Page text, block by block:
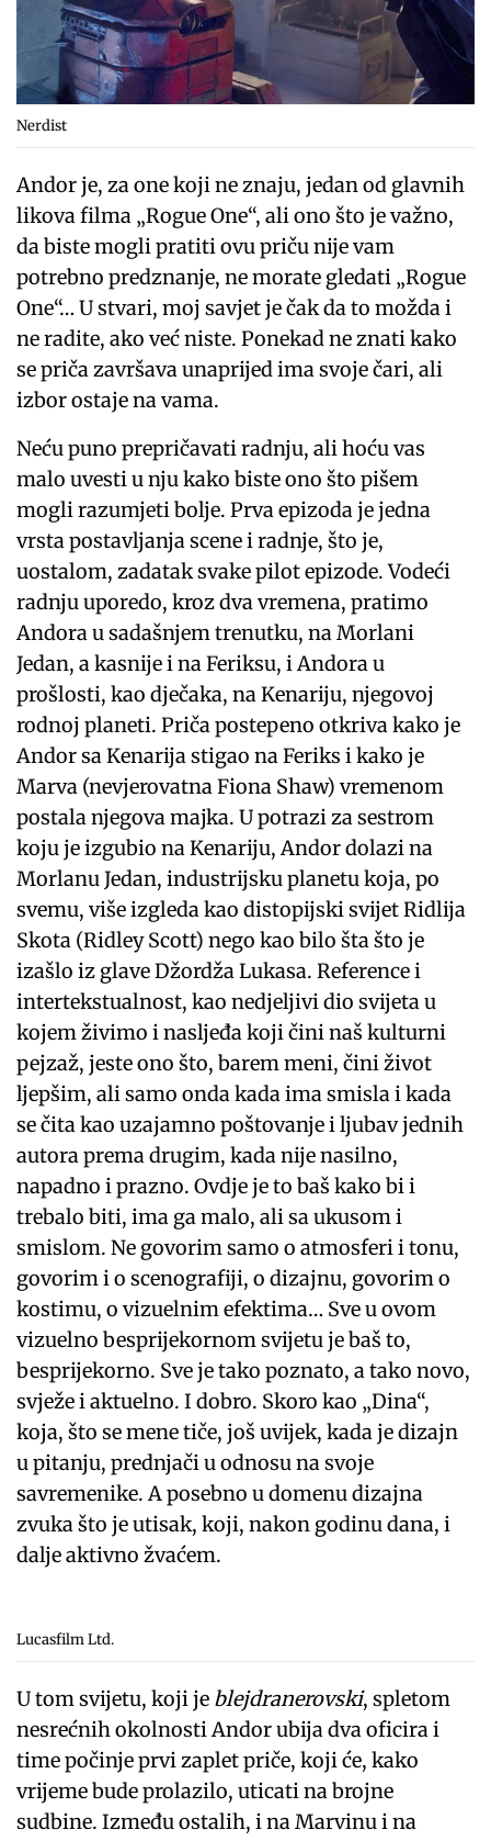
Nerdist
Andor je, za one koji ne znaju, jedan od glavnih
likova filma „Rogue One“, ali ono što je važno,
da biste mogli pratiti ovu priču nije vam
potrebno predznanje, ne morate gledati „Rogue
One“… U stvari, moj savjet je čak da to možda i
ne radite, ako već niste. Ponekad ne znati kako
se priča završava unaprijed ima svoje čari, ali
izbor ostaje na vama.
Neću puno prepričavati radnju, ali hoću vas
malo uvesti u nju kako biste ono što pišem
mogli razumjeti bolje. Prva epizoda je jedna
vrsta postavljanja scene i radnje, što je,
uostalom, zadatak svake pilot epizode. Vodeći
radnju uporedo, kroz dva vremena, pratimo
Andora u sadašnjem trenutku, na Morlani
Jedan, a kasnije i na Feriksu, i Andora u
prošlosti, kao dječaka, na Kenariju, njegovoj
rodnoj planeti. Priča postepeno otkriva kako je
Andor sa Kenarija stigao na Feriks i kako je
Marva (nevjerovatna Fiona Shaw) vremenom
postala njegova majka. U potrazi za sestrom
koju je izgubio na Kenariju, Andor dolazi na
Morlanu Jedan, industrijsku planetu koja, po
svemu, više izgleda kao distopijski svijet Ridlija
Skota (Ridley Scott) nego kao bilo šta što je
izašlo iz glave Džordža Lukasa. Reference i
intertekstualnost, kao nedjeljivi dio svijeta u
kojem živimo i nasljeđa koji čini naš kulturni
pejzaž, jeste ono što, barem meni, čini život
ljepšim, ali samo onda kada ima smisla i kada
se čita kao uzajamno poštovanje i ljubav jednih
autora prema drugim, kada nije nasilno,
napadno i prazno. Ovdje je to baš kako bi i
trebalo biti, ima ga malo, ali sa ukusom i
smislom. Ne govorim samo o atmosferi i tonu,
govorim i o scenografiji, o dizajnu, govorim o
kostimu, o vizuelnim efektima… Sve u ovom
vizuelno besprijekornom svijetu je baš to,
besprijekorno. Sve je tako poznato, a tako novo,
svježe i aktuelno. I dobro. Skoro kao „Dina“,
koja, što se mene tiče, još uvijek, kada je dizajn
u pitanju, prednjači u odnosu na svoje
savremenike. A posebno u domenu dizajna
zvuka što je utisak, koji, nakon godinu dana, i
dalje aktivno žvaćem.
Lucasfilm Ltd.
U tom svijetu, koji je blejdranerovski, spletom
nesrećnih okolnosti Andor ubija dva oficira i
time počinje prvi zaplet priče, koji će, kako
vrijeme bude prolazilo, uticati na brojne
sudbine. Između ostalih, i na Marvinu i na